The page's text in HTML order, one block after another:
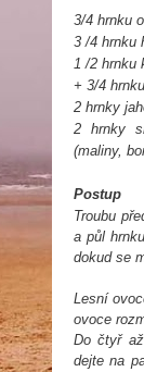
3/4 hrnku
3 /4 hrnku
1 /2 hrnku
+ 3/4
2 hrnky
2 hrnky
(maliny,
Postup
Troubu
a půl
dokud se
Lesní
ovoce
Do čtyř
dejte na